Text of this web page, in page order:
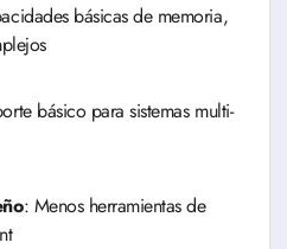
básicas de memoria,
básico para sistemas multi-
: Menos herramientas de